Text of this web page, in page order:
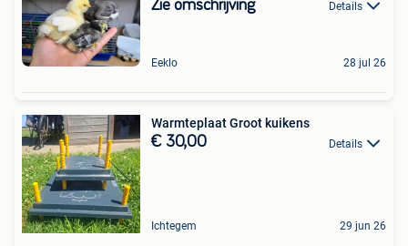
Zie omschrijving Details
Eeklo 28 jul 26
Warmteplaat Groot kuikens
€ 30,00 Details
Ichtegem 29 jun 26